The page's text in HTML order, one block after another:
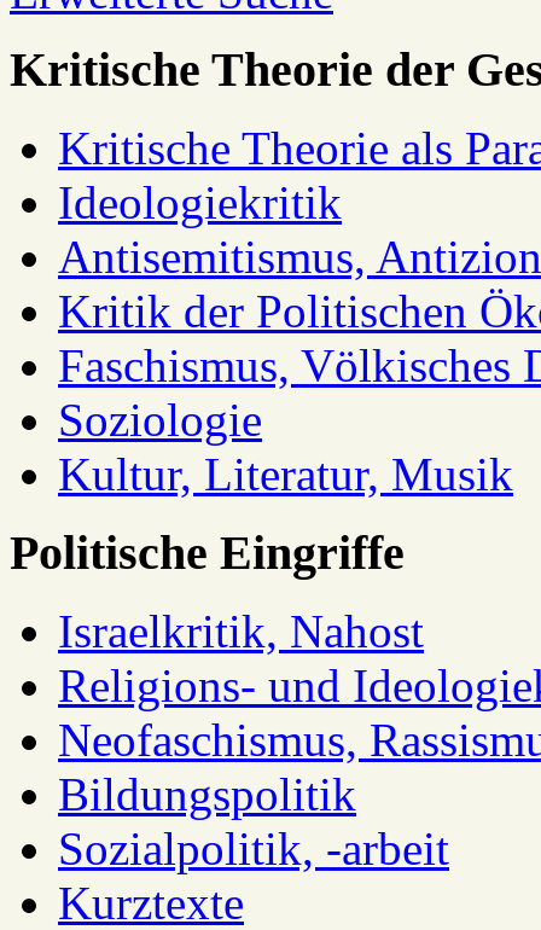
Kritische Theorie der
Kritische Theorie als
Ideologiekritik
Antisemitismus,
Kritik der Politischen
Faschismus, Völkisches
Soziologie
Kultur, Literatur, Musik
Politische Eingriffe
Israelkritik, Nahost
Religions- und
Neofaschismus,
Bildungspolitik
Sozialpolitik, -arbeit
Kurztexte